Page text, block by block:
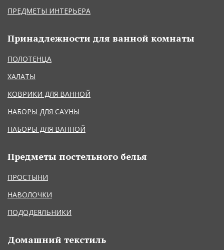
ПРЕДМЕТЫ ИНТЕРЬЕРА
Принадлежности для ванной комнаты
ПОЛОТЕНЦА
ХАЛАТЫ
КОВРИКИ ДЛЯ ВАННОЙ
НАБОРЫ ДЛЯ САУНЫ
НАБОРЫ ДЛЯ ВАННОЙ
Предметы постельного белья
ПРОСТЫНИ
НАВОЛОЧКИ
ПОДОДЕЯЛЬНИКИ
Домашний текстиль